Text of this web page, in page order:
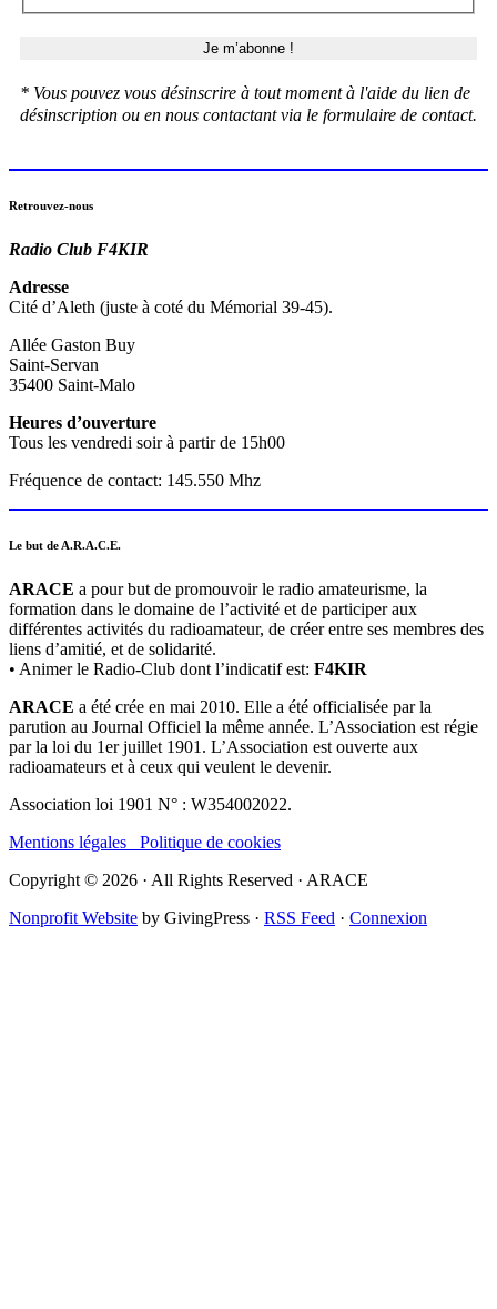
* Vous pouvez vous désinscrire à tout moment à l'aide du lien de
désinscription ou en nous contactant via le formulaire de contact.
Retrouvez-nous
Radio Club F4KIR
Adresse
Cité d’Aleth (juste à coté du Mémorial 39-45).
Allée Gaston Buy
Saint-Servan
35400 Saint-Malo
Heures d’ouverture
Tous les vendredi soir à partir de 15h00
Fréquence de contact: 145.550 Mhz
Le but de A.R.A.C.E.
ARACE a pour but de promouvoir le radio amateurisme, la
formation dans le domaine de l’activité et de participer aux
différentes activités du radioamateur, de créer entre ses membres des
liens d’amitié, et de solidarité.
• Animer le Radio-Club dont l’indicatif est: F4KIR
ARACE a été crée en mai 2010. Elle a été officialisée par la
parution au Journal Officiel la même année. L’Association est régie
par la loi du 1er juillet 1901. L’Association est ouverte aux
radioamateurs et à ceux qui veulent le devenir.
Association loi 1901 N° : W354002022.
Mentions légales Politique de cookies
Copyright © 2026 · All Rights Reserved · ARACE
Nonprofit Website by GivingPress · RSS Feed · Connexion